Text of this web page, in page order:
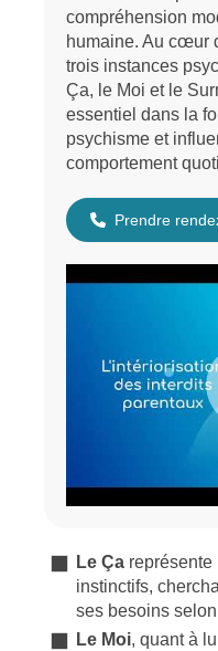
compréhension
humaine. Au cœur
trois instances
Ça, le Moi et le
essentiel dans la
psychisme et
comportement
Prendre
Le Çareprésente
instinctifs,
ses besoins
Le Moi, quant à